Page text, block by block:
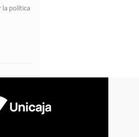
la política